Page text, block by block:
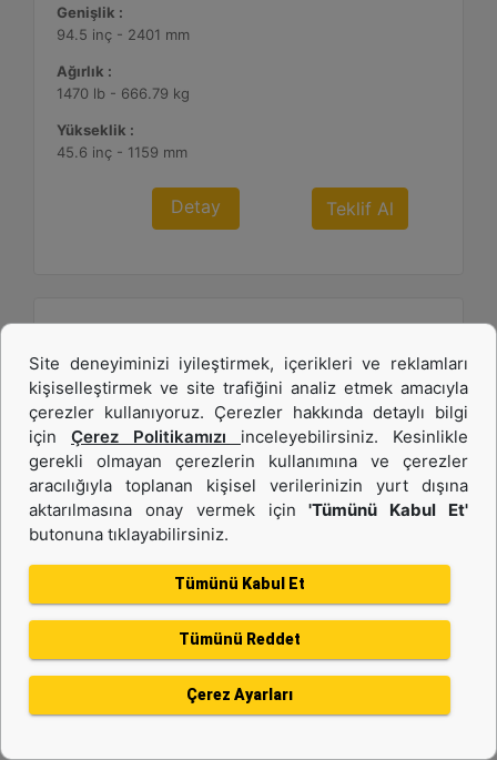
Genişlik :
94.5 inç - 2401 mm
Ağırlık :
1470 lb - 666.79 kg
Yükseklik :
45.6 inç - 1159 mm
Detay Teklif Al
1,9 m3 (2,5 yd3), ISO Ataşman Değiştirici, Cıvata
Bağlantılı Kesici Kenar
94.5 inç - 2401 mm
1470 lb - 666.79 kg
Site deneyiminizi iyileştirmek, içerikleri ve reklamları
kişiselleştirmek ve site trafiğini analiz etmek amacıyla
çerezler kullanıyoruz. Çerezler hakkında detaylı bilgi
için Çerez Politikamızı inceleyebilirsiniz. Kesinlikle
gerekli olmayan çerezlerin kullanımına ve çerezler
aracılığıyla toplanan kişisel verilerinizin yurt dışına
aktarılmasına onay vermek için'Tümünü Kabul Et'
butonuna tıklayabilirsiniz.
Tümünü Kabul Et
Tümünü Reddet
Çerez Ayarları